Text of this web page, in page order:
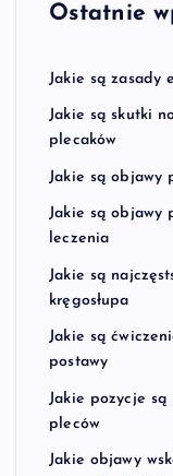
Ostatnie
Jakie są zasady
Jakie są skutki
plecaków
Jakie są objawy
Jakie są objawy
leczenia
Jakie są
kręgosłupa
Jakie są
postawy
Jakie pozycje
pleców
Jakie objawy